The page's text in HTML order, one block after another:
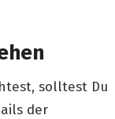
solltest Du
der